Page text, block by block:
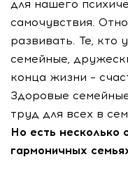
для нашего
самочувствия.
развивать. Те, кто
семейные,
конца жизни –
Здоровые
труд для всех в
Но есть несколько
гармоничных